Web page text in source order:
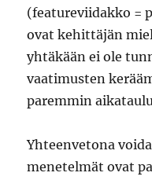
(featureviidakko =
ovat kehittäjän
yhtäkään ei ole
vaatimusten
paremmin
Yhteenvetona
menetelmät ovat